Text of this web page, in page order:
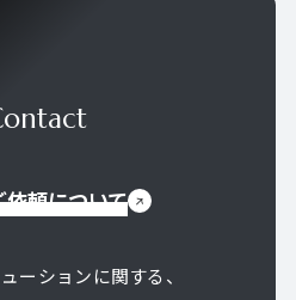
頼について
ーションに関する、